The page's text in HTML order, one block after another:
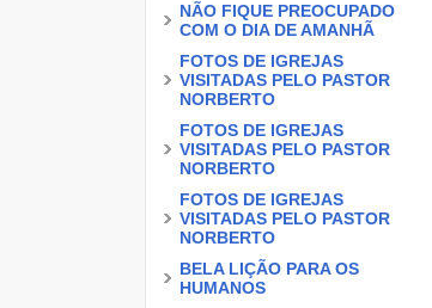
NÃO FIQUE PREOCUPADO
COM O DIA DE AMANHÃ
FOTOS DE IGREJAS
VISITADAS PELO PASTOR
NORBERTO
FOTOS DE IGREJAS
VISITADAS PELO PASTOR
NORBERTO
FOTOS DE IGREJAS
VISITADAS PELO PASTOR
NORBERTO
BELA LIÇÃO PARA OS
HUMANOS